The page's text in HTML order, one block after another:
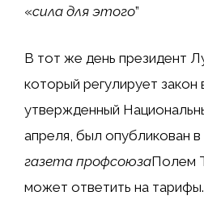
«сила для этого”
В тот же день президент
который регулирует закон
утвержденный
апреля, был опубликован в
газета профсоюзаПолем
может ответить на тарифы.